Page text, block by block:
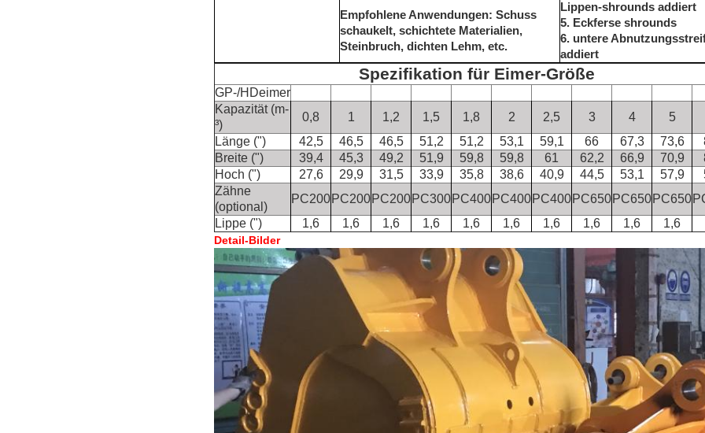
Empfohlene Anwendungen: Schuss
schaukelt, schichtete Materialien,
Steinbruch, dichten Lehm, etc.
Lippen-shrounds addiert
5. Eckferse shrounds
6. untere
addiert
Spezifikation für Eimer-Größe
GP-/HDeimer
Kapazität (m-
³)
0,8 1 1,2 1,5 1,8 2 2,5 3 4 5
Länge (")
42,5 46,5 46,5 51,2 51,2 53,1 59,1 66 67,3 73,6
Breite (")
39,4 45,3 49,2 51,9 59,8 59,8 61 62,2 66,9 70,9
Hoch (")
27,6 29,9 31,5 33,9 35,8 38,6 40,9 44,5 53,1 57,9
Zähne
(optional)
PC200PC200PC200PC300PC400PC400PC400PC650PC650PC650
Lippe (")
1,6 1,6 1,6 1,6 1,6 1,6 1,6 1,6 1,6 1,6
Detail-Bilder